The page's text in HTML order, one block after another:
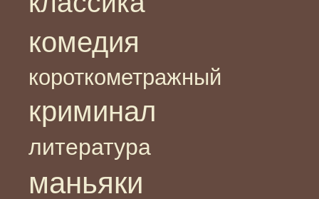
комедия
короткометражный
криминал
литература
маньяки